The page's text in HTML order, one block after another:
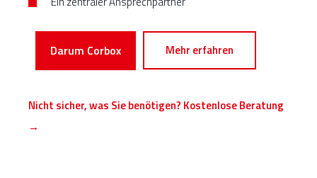
Darum Corbox Mehr erfahren
Nicht sicher, was Sie benötigen? Kostenlose Beratung
→